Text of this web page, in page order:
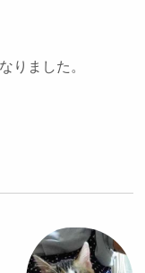
りました。